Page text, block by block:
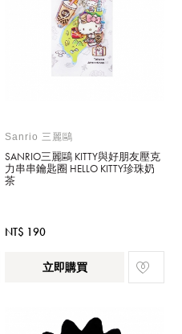
Sanrio 三麗鷗
SANRIO三麗鷗 KITTY與好朋友壓克
力串串鑰匙圈 HELLO KITTY珍珠奶
茶
NT$ 190
立即購買